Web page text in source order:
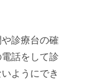
診療台の確
話をして診
ようにでき